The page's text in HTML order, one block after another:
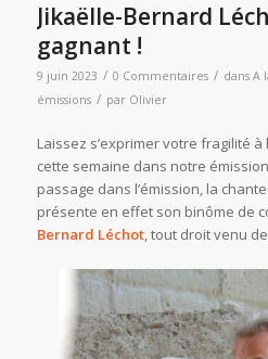
Jikaëlle-Bernard
gagnant !
9 juin 2023 / 0 Commentaires / dans A
émissions / par Olivier
Laissez s’exprimer votre fragilité à
cette semaine dans notre
passage dans l’émission, la
présente en effet son binôme de
Bernard Léchot, tout droit venu de